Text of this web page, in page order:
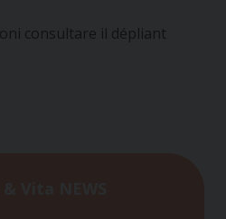
consultare il dépliant